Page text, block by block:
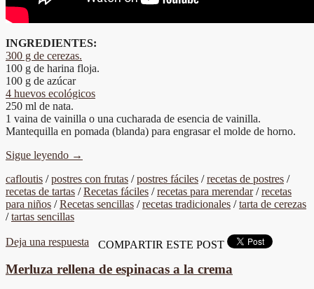
INGREDIENTES:
300 g de cerezas.
100 g de harina floja.
100 g de azúcar
4 huevos ecológicos
250 ml de nata.
1 vaina de vainilla o una cucharada de esencia de vainilla.
Mantequilla en pomada (blanda) para engrasar el molde de horno.
Sigue leyendo →
cafloutis /postres con frutas /postres fáciles /recetas de postres /
recetas de tartas /Recetas fáciles /recetas para merendar/recetas
para niños /Recetas sencillas /recetas tradicionales /tarta de cerezas
/tartas sencillas
Deja una respuesta COMPARTIR ESTE POST
Merluza rellena de espinacas a la crema